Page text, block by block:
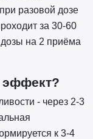
разовой дозе
за 30-60
на 2 приёма
эффект?
- через 2-3
к 3-4